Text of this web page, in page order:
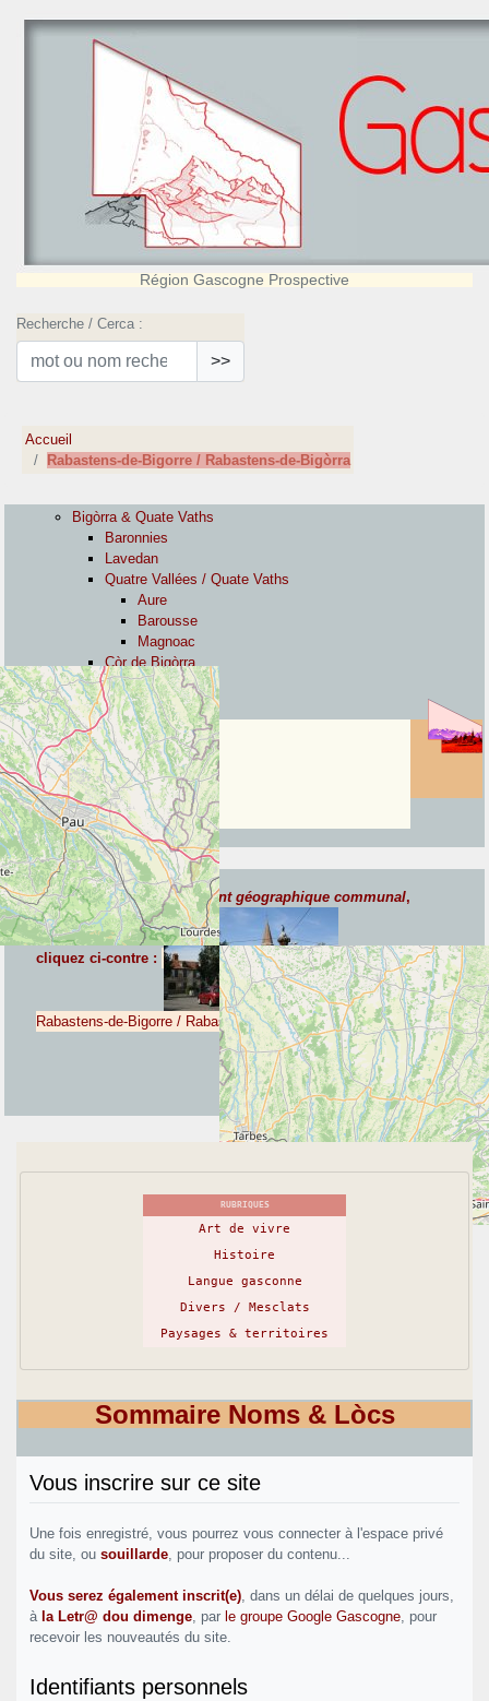
Région Gascogne Prospective
Recherche / Cerca :
>>
Accueil
Rabastens-de-Bigorre / Rabastens-de-Bigòrra
Bigòrra & Quate Vaths
Baronnies
Lavedan
Quatre Vallées / Quate Vaths
Aure
Barousse
Magnoac
Còr de Bigòrra
Còr de Bigòrra Pyrénées
Rabastens-de-
Bigorre /
Rabastens-de-
Bigòrra
Pyrénées
Nouvelle adresse de cepoint géographique communal,
cliquez ci-contre :
Rabastens-de-Bigorre / Rabastens-de-Bigòrra
RUBRIQUES
Art de vivre
Histoire
Langue gasconne
Divers / Mesclats
Paysages & territoires
Sommaire Noms & Lòcs
Vous inscrire sur ce site
Une fois enregistré, vous pourrez vous connecter à l'espace privé
du site, ou souillarde , pour proposer du contenu...
Vous serez également inscrit(e) , dans un délai de quelques jours,
à la Letr@ dou dimenge , par le groupe Google Gascogne , pour
recevoir les nouveautés du site.
Identifiants personnels